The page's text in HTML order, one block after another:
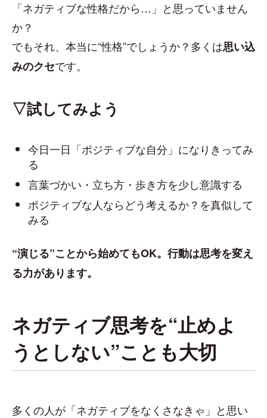
「ネガティブな性格だから…」と思っていません
か？
でもそれ、本当に“性格”でしょうか？多くは思い込
みのクセです。
▽試してみよう
今日一日「ポジティブな自分」になりきってみ
る
言葉づかい・立ち方・歩き方を少し意識する
ポジティブな人ならどう考えるか？を真似して
みる
“演じる”ことから始めてもOK。行動は思考を変え
る力があります。
ネガティブ思考を“止めよ
うとしない”ことも大切
多くの人が「ネガティブをなくさなきゃ」と思い